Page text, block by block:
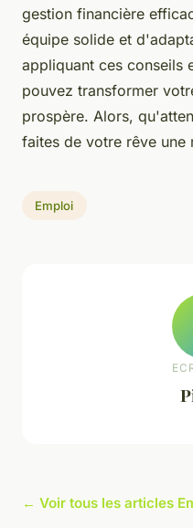
gestion financière
équipe solide et
appliquant ces conseils
pouvez transformer
prospère. Alors,
faites de votre rêve une
Emploi
← Voir tous les articles